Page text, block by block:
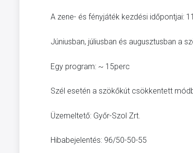
A zene- és fényjáték kezdési időpontjai:
Júniusban, júliusban és augusztusban a
Egy program: ~ 15perc
Szél esetén a szökőkút csökkentett
Üzemeltető: Győr-Szol Zrt.
Hibabejelentés: 96/50-50-55